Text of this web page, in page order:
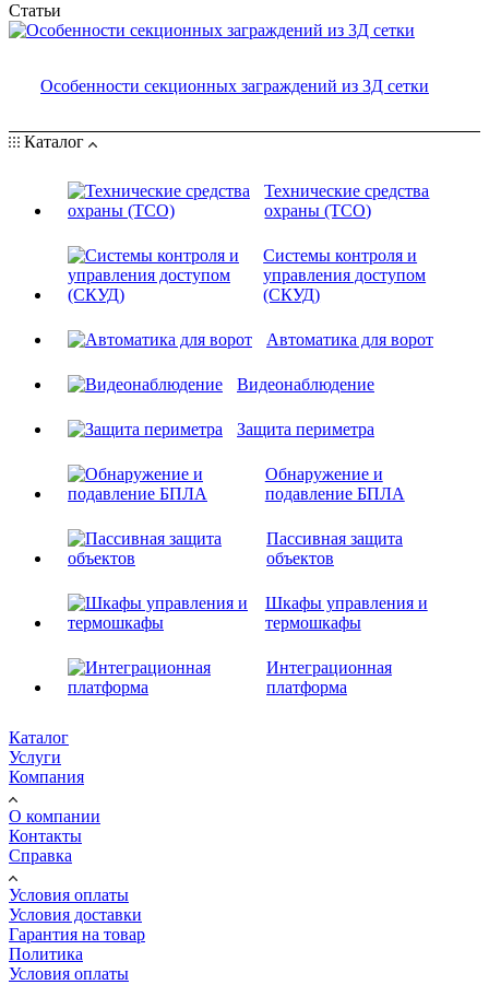
Статьи
Особенности секционных заграждений из 3Д сетки
Каталог
Технические средства
охраны (ТСО)
Системы контроля и
управления доступом
(СКУД)
Автоматика для ворот
Видеонаблюдение
Защита периметра
Обнаружение и
подавление БПЛА
Пассивная защита
объектов
Шкафы управления и
термошкафы
Интеграционная
платформа
Каталог
Услуги
Компания
О компании
Контакты
Справка
Условия оплаты
Условия доставки
Гарантия на товар
Политика
Условия оплаты